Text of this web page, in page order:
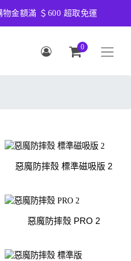
金額滿 ＄600 超取免運
0
惡魔防摔殼 標準磁吸版 2
惡魔防摔殼 PRO 2